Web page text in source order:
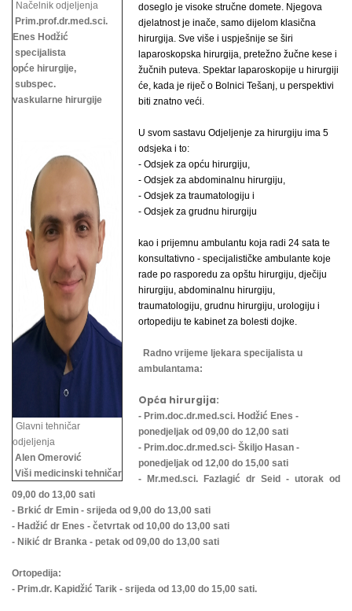
Načelnik odjeljenja
Prim.prof.dr.med.sci.
Enes Hodžić
specijalista
opće hirurgije,
subspec.
vaskularne hirurgije
Glavni tehničar
odjeljenja
Alen Omerović
Viši medicinski tehničar
doseglo je visoke stručne domete. Njegova
djelatnost je inače, samo dijelom klasična
hirurgija. Sve više i uspješnije se širi
laparoskopska hirurgija, pretežno žučne kese i
žučnih puteva. Spektar laparoskopije u hirurgiji
će, kada je riječ o Bolnici Tešanj, u perspektivi
biti znatno veći.
U svom sastavu Odjeljenje za hirurgiju ima 5
odsjeka i to:
- Odsjek za opću hirurgiju,
- Odsjek za abdominalnu hirurgiju,
- Odsjek za traumatologiju i
- Odsjek za grudnu hirurgiju
kao i prijemnu ambulantu koja radi 24 sata te
konsultativno - specijalističke ambulante koje
rade po rasporedu za opštu hirurgiju, dječiju
hirurgiju, abdominalnu hirurgiju,
traumatologiju, grudnu hirurgiju, urologiju i
ortopediju te kabinet za bolesti dojke.
Radno vrijeme ljekara specijalista u
ambulantama:
Opća hirurgija:
- Prim.doc.dr.med.sci. Hodžić Enes -
ponedjeljak od 09,00 do 12,00 sati
- Prim.doc.dr.med.sci- Škiljo Hasan -
ponedjeljak od 12,00 do 15,00 sati
- Mr.med.sci. Fazlagić dr Seid - utorak od
09,00 do 13,00 sati
- Brkić dr Emin - srijeda od 9,00 do 13,00 sati
- Hadžić dr Enes - četvrtak od 10,00 do 13,00 sati
- Nikić dr Branka - petak od 09,00 do 13,00 sati
Ortopedija:
- Prim.dr. Kapidžić Tarik - srijeda od 13,00 do 15,00 sati.